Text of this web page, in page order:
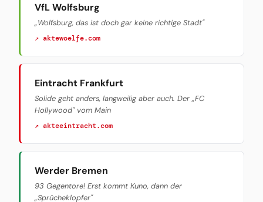
VfL Wolfsburg
„Wolfsburg, das ist doch gar keine richtige Stadt"
↗ aktewoelfe.com
Eintracht Frankfurt
Solide geht anders, langweilig aber auch. Der „FC
Hollywood" vom Main
↗ akteeintracht.com
Werder Bremen
93 Gegentore! Erst kommt Kuno, dann der
„Sprücheklopfer"